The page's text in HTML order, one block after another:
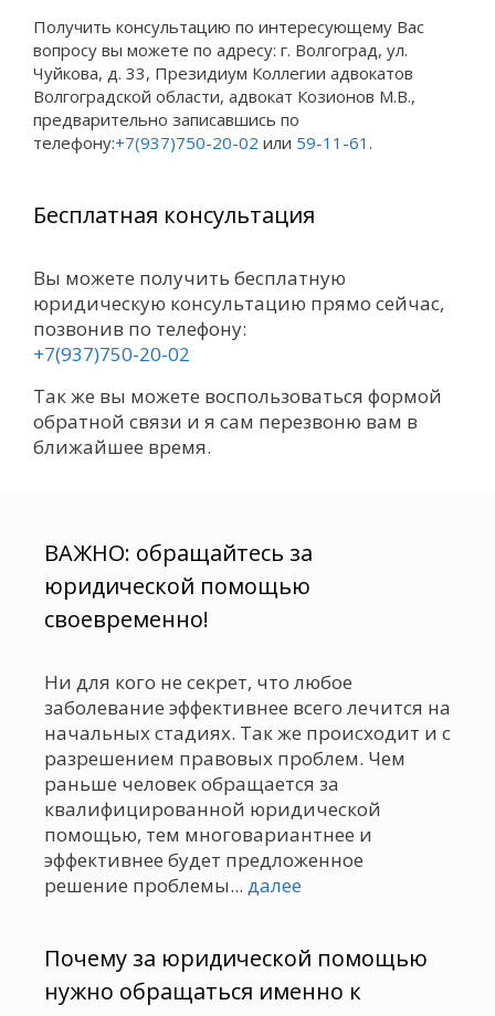
Получить консультацию по интересующему Вас
вопросу вы можете по адресу: г. Волгоград, ул.
Чуйкова, д. 33, Президиум Коллегии адвокатов
Волгоградской области, адвокат Козионов М.В.,
предварительно записавшись по
телефону:+7(937)750-20-02 или 59-11-61 .
Бесплатная консультация
Вы можете получить бесплатную
юридическую консультацию прямо сейчас,
позвонив по телефону:
+7(937)750-20-02
Так же вы можете воспользоваться формой
обратной связи и я сам перезвоню вам в
ближайшее время.
ВАЖНО: обращайтесь за
юридической помощью
своевременно!
Ни для кого не секрет, что любое
заболевание эффективнее всего лечится на
начальных стадиях. Так же происходит и с
разрешением правовых проблем. Чем
раньше человек обращается за
квалифицированной юридической
помощью, тем многовариантнее и
эффективнее будет предложенное
решение проблемы... далее
Почему за юридической помощью
нужно обращаться именно к